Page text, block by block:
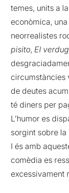
temes, units a
econòmica,
neorrealistes
pisito,El
circumstàncies
de deutes
té diners per
L’humor es
sorgint sobre
I és amb
comèdia es
excessivament